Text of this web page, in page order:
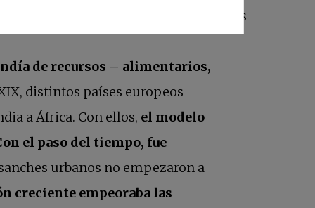
de más de una altura, en las cuales
de recursos – alimentarios,
distintos países europeos
a África. Con ellos, el modelo
el paso del tiempo, fue
urbanos no empezaron a
creciente empeoraba las